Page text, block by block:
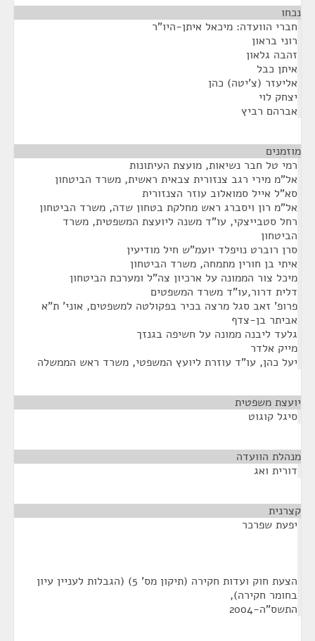
נכחו
חברי הוועדה: מיכאל איתן-היו"ר
רוני בראון
זהבה גלאון
איתן כבל
אליעזר (צ'יטה) כהן
יצחק לוי
אברהם רביץ
מוזמנים
רמי טל חבר נשיאות, מועצת העיתונות
אל"מ מירי רגב צנזורית צבאית ראשית, משרד הביטחון
סא"ל אייל סמואלוב עוזר הצנזורית
אל"מ רון ויסברג ראש מחלקת בטחון שדה, משרד הביטחון
רחל סטבייצקי, עו"ד משנה ליועצת המשפטית, משרד
הביטחון
סרן רוברט נויפלד יועמ"ש חיל מודיעין
איתי בן חורין מתמחה, משרד הביטחון
מיכל צור הממונה על ארכיון צה"ל ומערכת הביטחון
דלית דרור,עו"ד משרד המשפטים
פרופ' זאב סגל מרצה בכיר בפקולטה למשפטים, אוני' ת"א
אביתר בן-צדף
גלעד ליבנה ממונה על חשיפה בגנזך
מייק אלדר
יעל כהן, עו"ד עוזרת ליועץ המשפטי, משרד ראש הממשלה
יועצת משפטית
סיגל קוגוט
מנהלת הוועדה
דורית ואג
קצרנית
יפעת שפרכר
הצעת חוק ועדות חקירה (תיקון מס' 5) (הגבלות לעניין עיון
בחומר חקירה),
התשס"ה-2004